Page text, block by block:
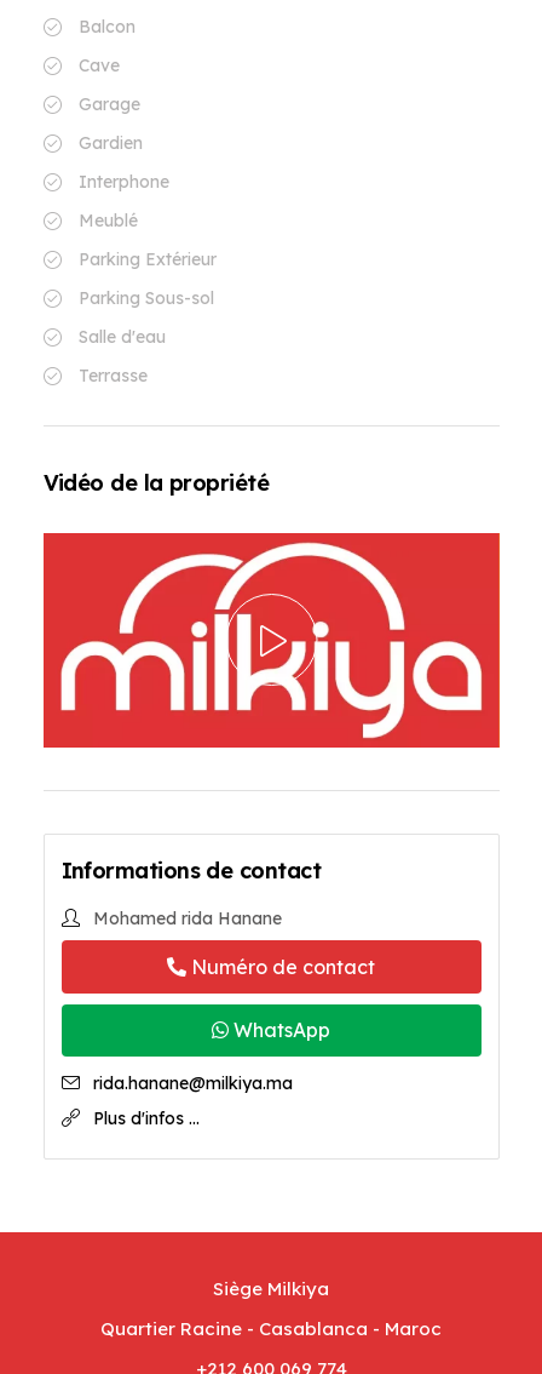
Balcon
Cave
Garage
Gardien
Interphone
Meublé
Parking Extérieur
Parking Sous-sol
Salle d'eau
Terrasse
Vidéo de la propriété
Informations de contact
Mohamed rida Hanane
Numéro de contact
WhatsApp
rida.hanane@milkiya.ma
Plus d'infos ...
Siège Milkiya
Quartier Racine - Casablanca - Maroc
+212 600 069 774